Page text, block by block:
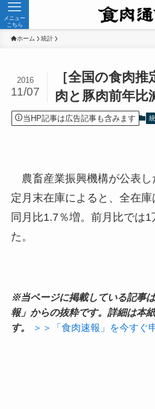
メニュー
こちら
ホーム 統計
［全国の食肉
肉と豚肉前年比
2016
11/07
当HP記事は広告記事も含みます
農畜産業振興機構が公表し
定月末在庫によると、全在
同月比1.7％増。前月比では
た。
※当ページに掲載している記事
報」からの抜粋です。詳細は本
す。
＞＞「食肉速報」を今すぐ